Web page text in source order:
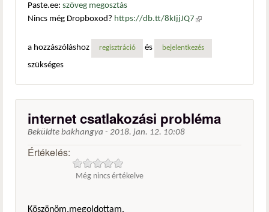
Paste.ee: szöveg megosztás
Nincs még Dropboxod? https://db.tt/8kIjjJQ7 (külső
a hozzászóláshoz
regisztráció és bejelentkezés
szükséges
internet csatlakozási probléma
Beküldte bakhangya - 2018. jan. 12. 10:08
Értékelés:
Még nincs értékelve
Köszönöm,megoldottam.